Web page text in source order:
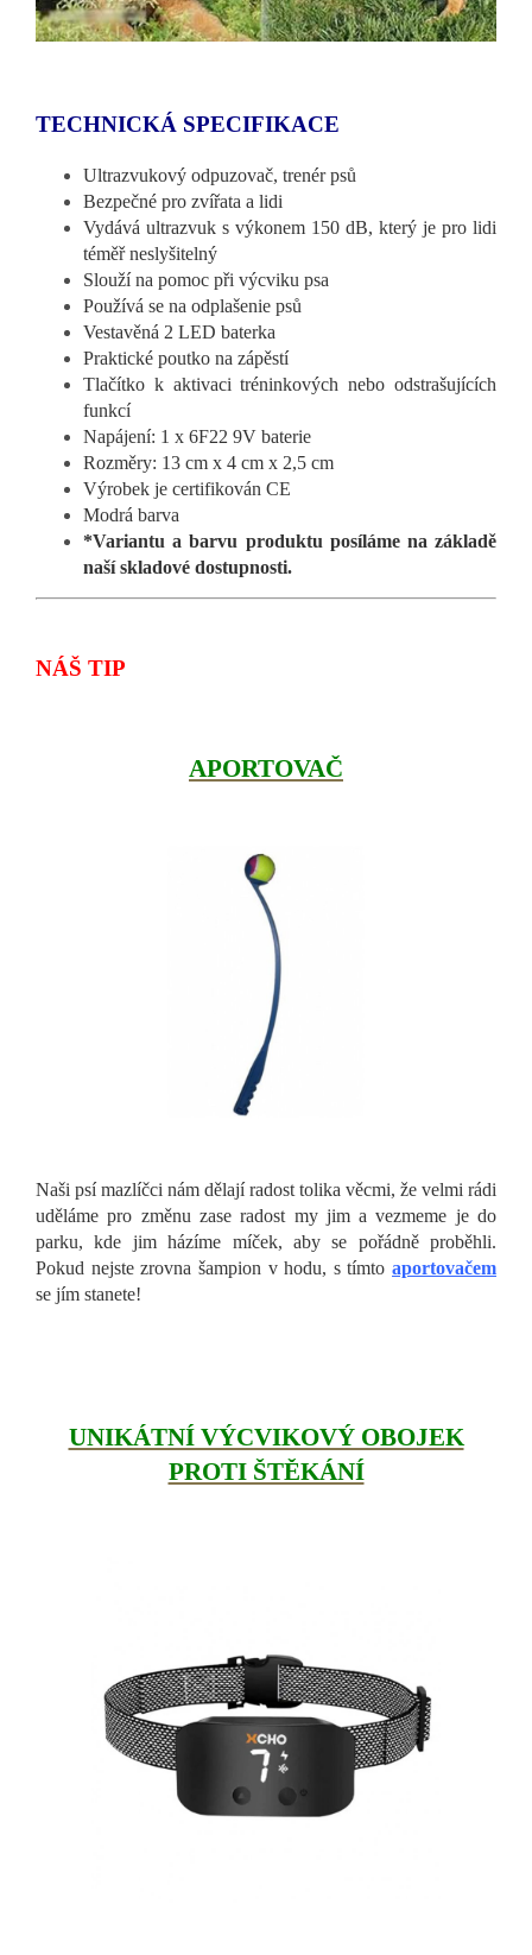
TECHNICKÁ SPECIFIKACE
Ultrazvukový odpuzovač, trenér psů
Bezpečné pro zvířata a lidi
Vydává ultrazvuk s výkonem 150 dB, který je pro lidi
téměř neslyšitelný
Slouží na pomoc při výcviku psa
Používá se na odplašenie psů
Vestavěná 2 LED baterka
Praktické poutko na zápěstí
Tlačítko k aktivaci tréninkových nebo odstrašujících
funkcí
Napájení: 1 x 6F22 9V baterie
Rozměry: 13 cm x 4 cm x 2,5 cm
Výrobek je certifikován CE
Modrá barva
*Variantu a barvu produktu posíláme na základě
naší skladové dostupnosti.
NÁŠ TIP
APORTOVAČ
Naši psí mazlíčci nám dělají radost tolika věcmi, že velmi rádi
uděláme pro změnu zase radost my jim a vezmeme je do
parku, kde jim házíme míček, aby se pořádně proběhli.
Pokud nejste zrovna šampion v hodu, s tímto aportovačem
se jím stanete!
UNIKÁTNÍ VÝCVIKOVÝ OBOJEK
PROTI ŠTĚKÁNÍ